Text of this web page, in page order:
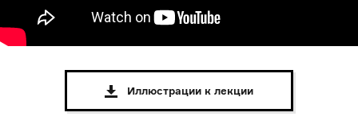
Иллюстрации к лекции